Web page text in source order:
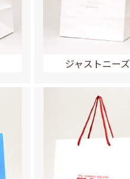
ジャストニーズ